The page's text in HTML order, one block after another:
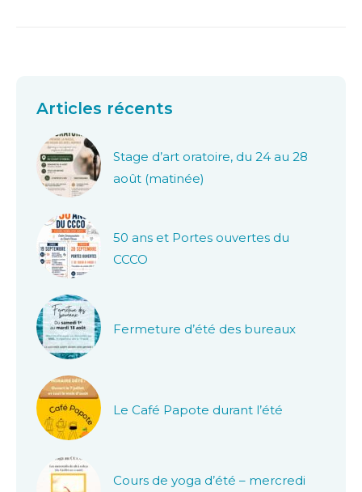
Articles récents
Stage d’art oratoire, du 24 au 28
août (matinée)
50 ans et Portes ouvertes du
CCCO
Fermeture d’été des bureaux
Le Café Papote durant l’été
Cours de yoga d’été – mercredi